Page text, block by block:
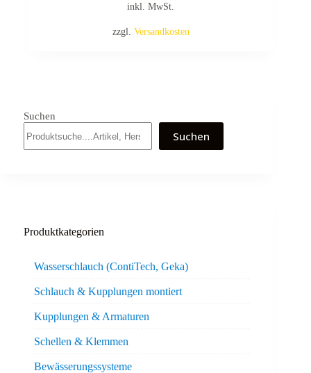
inkl. MwSt.
zzgl. Versandkosten
Suchen
Suchen
Produktkategorien
Wasserschlauch (ContiTech, Geka)
Schlauch & Kupplungen montiert
Kupplungen & Armaturen
Schellen & Klemmen
Bewässerungssysteme